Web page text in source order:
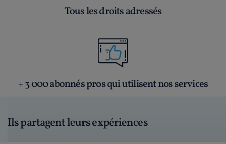
Tous les droits adressés
+ 3 000 abonnés pros qui utilisent nos services
Ils partagent leurs expériences